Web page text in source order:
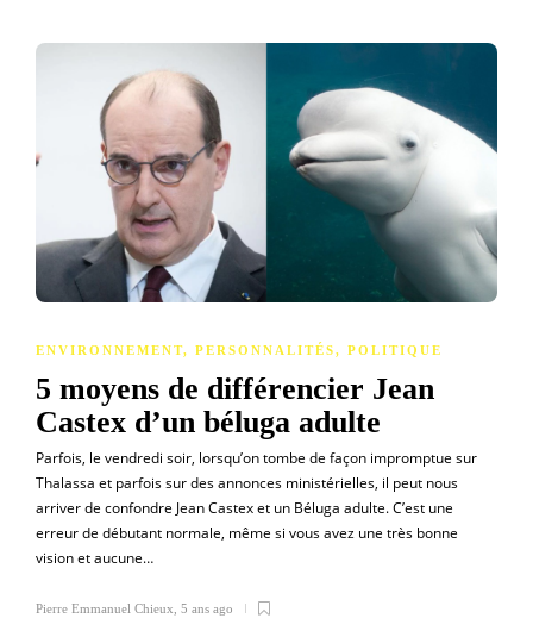
ENVIRONNEMENT, PERSONNALITÉS, POLITIQUE
5 moyens de différencier Jean
Castex d’un béluga adulte
Parfois, le vendredi soir, lorsqu’on tombe de façon impromptue sur
Thalassa et parfois sur des annonces ministérielles, il peut nous
arriver de confondre Jean Castex et un Béluga adulte. C’est une
erreur de débutant normale, même si vous avez une très bonne
vision et aucune…
Pierre Emmanuel Chieux 5 ans ago